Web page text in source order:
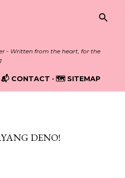
- Written from the heart, for the
📬 CONTACT 🗺️ SITEMAP
DENO!